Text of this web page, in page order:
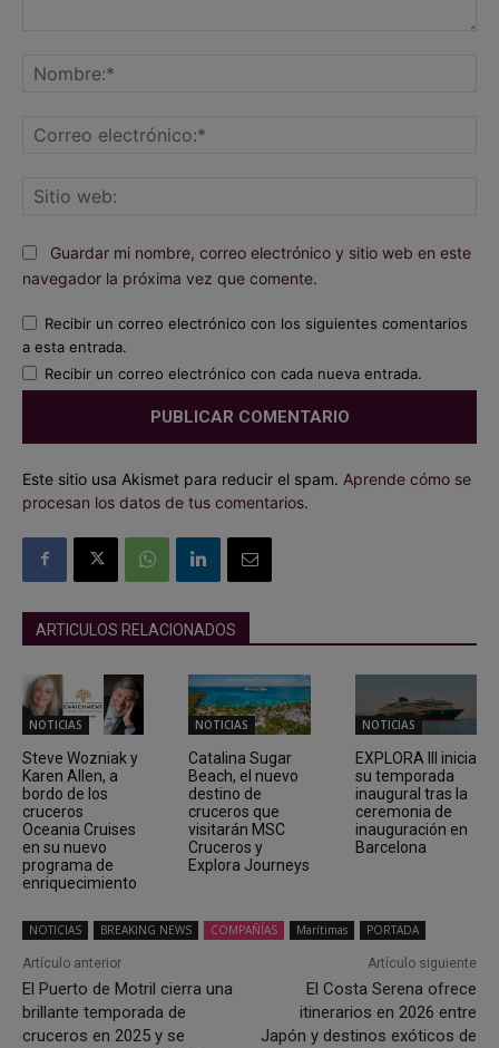
Guardar mi nombre, correo electrónico y sitio web en este
navegador la próxima vez que comente.
Recibir un correo electrónico con los siguientes comentarios
a esta entrada.
Recibir un correo electrónico con cada nueva entrada.
Este sitio usa Akismet para reducir el spam. Aprende cómo se
procesan los datos de tus comentarios.
ARTICULOS RELACIONADOS
NOTICIAS
Steve Wozniak y
Karen Allen, a
bordo de los
cruceros
Oceania Cruises
en su nuevo
programa de
enriquecimiento
NOTICIAS
Catalina Sugar
Beach, el nuevo
destino de
cruceros que
visitarán MSC
Cruceros y
Explora Journeys
NOTICIAS
EXPLORA III inicia
su temporada
inaugural tras la
ceremonia de
inauguración en
Barcelona
NOTICIAS BREAKING NEWS COMPAÑÍAS Marítimas PORTADA
Artículo anterior
El Puerto de Motril cierra una
brillante temporada de
cruceros en 2025 y se
Artículo siguiente
El Costa Serena ofrece
itinerarios en 2026 entre
Japón y destinos exóticos de